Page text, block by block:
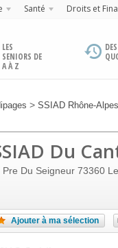
Santé Droits et
LES
SENIORS DE
A À Z
> SSIAD Rhône-Alpes
Du
Pre Du Seigneur 73360
Ajouter à ma sélection